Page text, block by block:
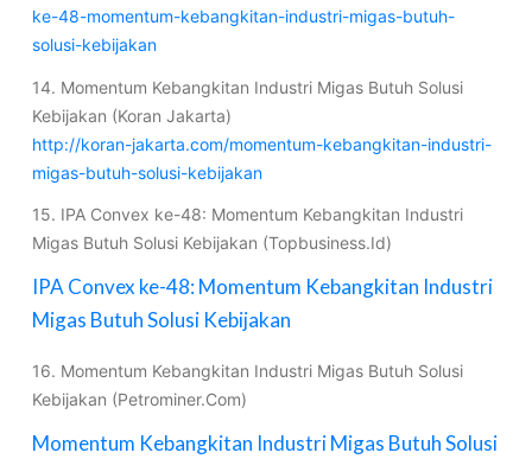
ke-48-momentum-kebangkitan-industri-migas-butuh-
solusi-kebijakan
14. Momentum Kebangkitan Industri Migas Butuh Solusi
Kebijakan (Koran Jakarta)
http://koran-jakarta.com/momentum-kebangkitan-industri-
migas-butuh-solusi-kebijakan
15. IPA Convex ke-48: Momentum Kebangkitan Industri
Migas Butuh Solusi Kebijakan (Topbusiness.Id)
IPA Convex ke-48: Momentum Kebangkitan Industri
Migas Butuh Solusi Kebijakan
16. Momentum Kebangkitan Industri Migas Butuh Solusi
Kebijakan (Petrominer.Com)
Momentum Kebangkitan Industri Migas Butuh Solusi